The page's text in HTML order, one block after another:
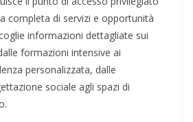
completa di servizi e opportunità
informazioni dettagliate sui
formazioni intensive ai
personalizzata, dalle
sociale agli spazi di